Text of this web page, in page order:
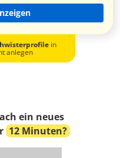
in
anlegen
ein neues
12 Minuten?